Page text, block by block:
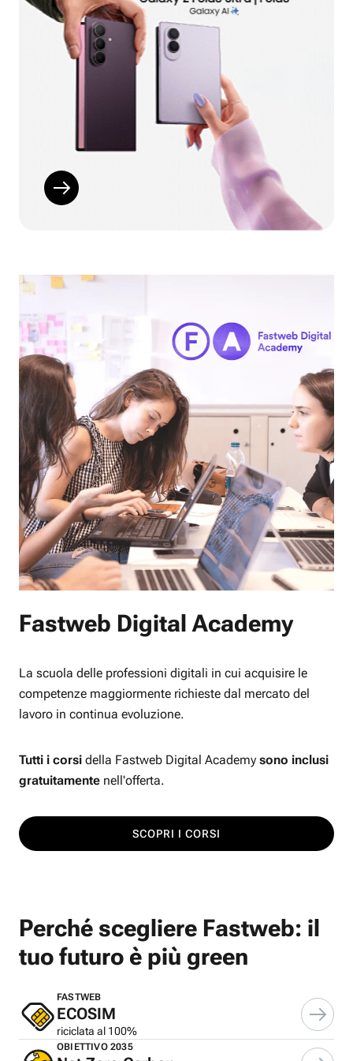
Fastweb Digital Academy
La scuola delle professioni digitali in cui acquisire le
competenze maggiormente richieste dal mercato del
lavoro in continua evoluzione.
Tutti i corsi della Fastweb Digital Academy sono inclusi
gratuitamente nell'offerta.
SCOPRI I CORSI
Perché scegliere Fastweb: il
tuo futuro è più green
FASTWEB
ECOSIM
riciclata al 100%
OBIETTIVO 2035